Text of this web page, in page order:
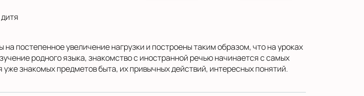
постепенное увеличение нагрузки и построены таким образом, что на уроках
родного языка, знакомство с иностранной речью начинается с самых
знакомых предметов быта, их привычных действий, интересных понятий.